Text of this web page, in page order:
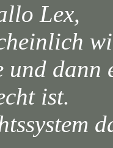
Lex,
und
ist.